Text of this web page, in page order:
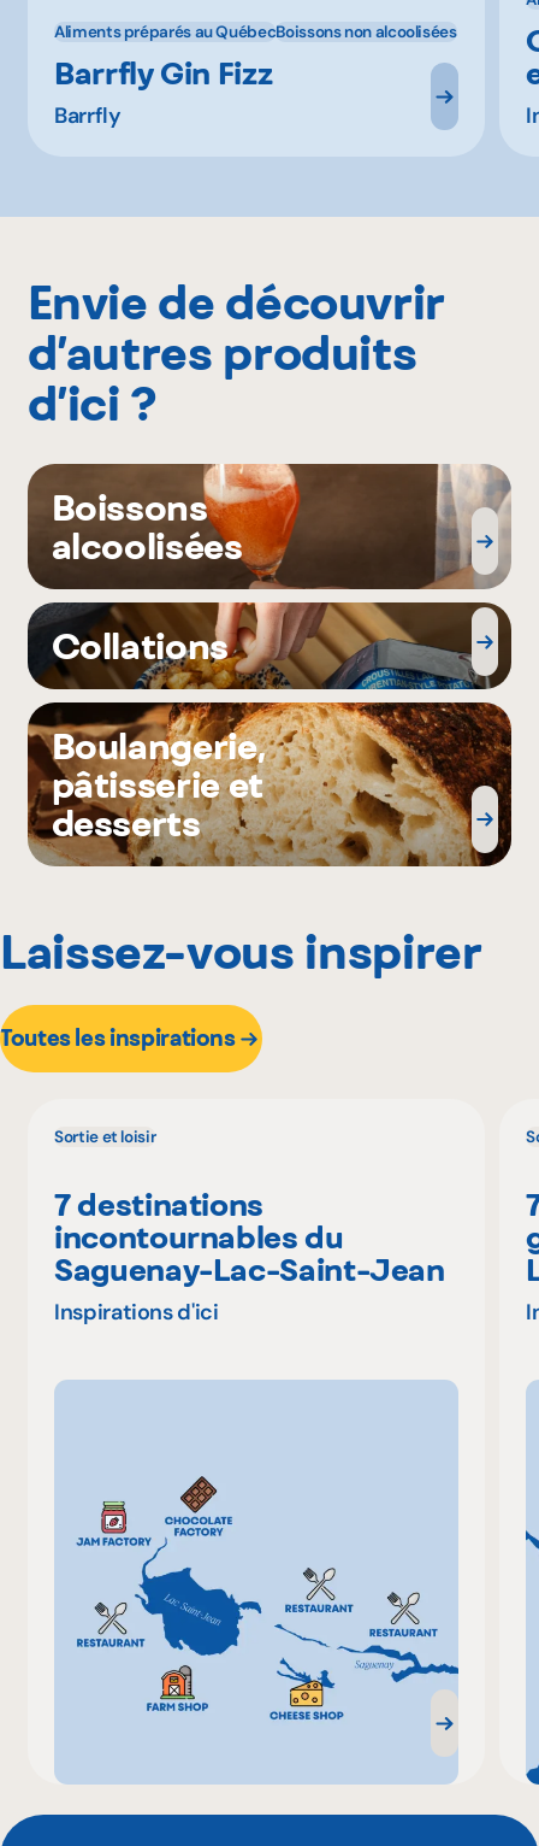
Aliments préparés au QuébecBoissons non alcoolisées
Barrfly Gin Fizz
Barrfly
Envie de découvrir
d’autres produits
d’ici ?
Boissons
alcoolisées
Collations
Boulangerie,
pâtisserie et
desserts
Laissez-vous inspirer
Toutes les inspirations
Sortie et loisir
7 destinations
incontournables du
Saguenay-Lac-Saint-Jean
Inspirations d'ici